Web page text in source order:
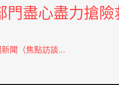
門盡心盡力搶險
新聞（焦點訪談…